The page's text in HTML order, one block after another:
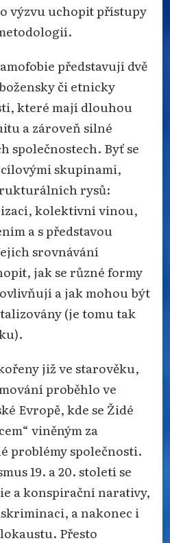
výzvu uchopit přístupy
představují dvě
či etnicky
které mají dlouhou
a zároveň silné
společnostech. Byť se
skupinami,
rysů:
kolektivní vinou,
a s představou
srovnávání
jak se různé formy
a jak mohou být
(je tomu tak
již ve starověku,
proběhlo ve
Evropě, kde se Židé
viněným za
problémy společnosti.
19. a 20. století se
a konspirační narativy,
a nakonec i
Přesto